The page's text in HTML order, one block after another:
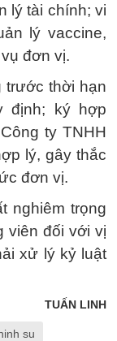
lý tài chính; vi
lý vaccine,
đơn vị.
trước thời hạn
định; ký hợp
ty TNHH
lý, gây thắc
đơn vị.
nghiêm trọng
viên đối với vị
xử lý kỷ luật
TUẤN LINH
su